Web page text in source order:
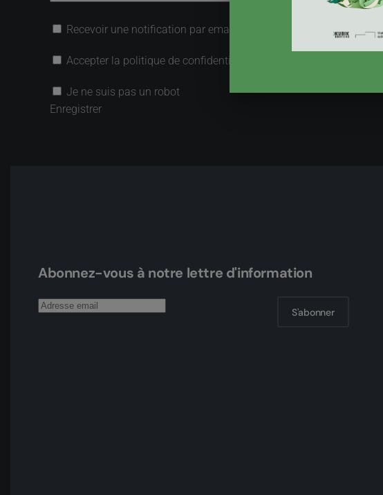
Recevoir une notification par email lorsqu’une réponse est postée
Accepter la politique de confidentialité
Je ne suis pas un robot
Enregistrer
Abonnez-vous à notre lettre d'information
S'abonner